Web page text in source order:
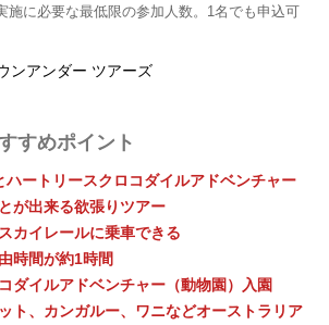
施に必要な最低限の参加人数。1名でも申込可
ンアンダー ツアーズ
すめポイント
ハートリースクロコダイルアドベンチャー
が出来る欲張りツアー
カイレールに乗車できる
時間が約1時間
ダイルアドベンチャー（動物園）入園
ト、カンガルー、ワニなどオーストラリア